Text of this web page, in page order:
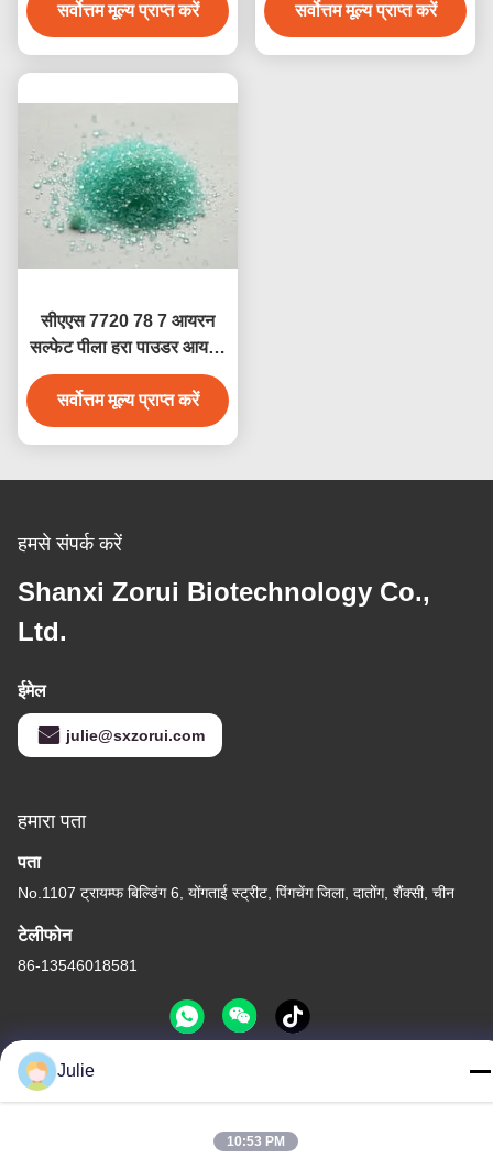
पाउडर (अष्ट)
सर्वोत्तम मूल्य प्राप्त करें
(HVO)
सर्वोत्तम मूल्य प्राप्त करें
सीएएस 7720 78 7 आयरन
सल्फेट पीला हरा पाउडर आयरन
सल्फेट/फेरस सल्फेट
सर्वोत्तम मूल्य प्राप्त करें
हमसे संपर्क करें
Shanxi Zorui Biotechnology Co.,
Ltd.
ईमेल
julie@sxzorui.com
हमारा पता
पता
No.1107 ट्रायम्फ बिल्डिंग 6, योंगताई स्ट्रीट, पिंगचेंग जिला, दातोंग, शैंक्सी, चीन
टेलीफोन
86-13546018581
चीन अच्छा गुणवत्ता खाद्य और फ़ीड योजक आपूर्तिकर्ता. कॉपीराइट © -2026 Shanxi
Julie
10:53 PM